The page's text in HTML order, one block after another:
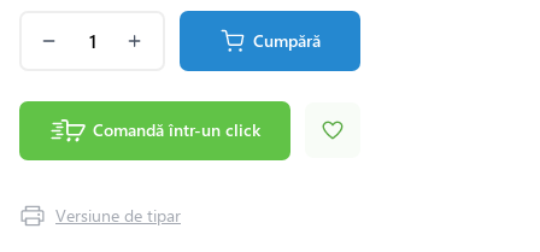
Cumpără
Comandă într-un click
Versiune de tipar